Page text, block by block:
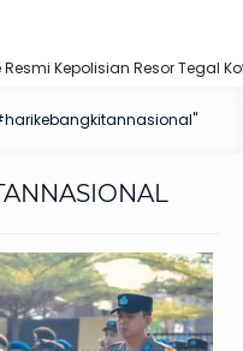
Kepolisian Resor Tegal Kota